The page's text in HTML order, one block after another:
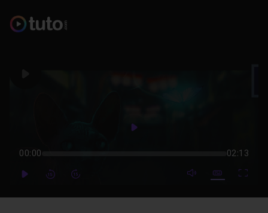
Play
00:00 02:13
PlayForwardForward mute video
Subtitles